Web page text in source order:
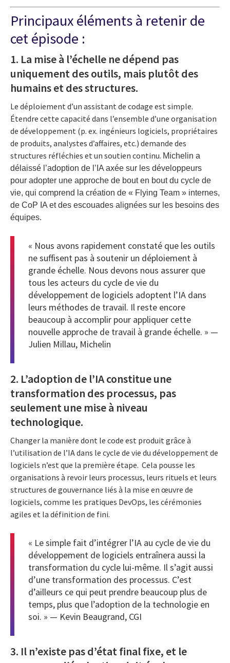
Principaux éléments à retenir de
cet épisode :
1. La mise à l’échelle ne dépend pas
uniquement des outils, mais plutôt des
humains et des structures.
Le déploiement d’un assistant de codage est simple.
Étendre cette capacité dans l’ensemble d’une organisation
de développement (p. ex. ingénieurs logiciels, propriétaires
de produits, analystes d’affaires, etc.) demande des
structures réfléchies et un soutien continu. Michelin a
délaissé l’adoption de l’IA axée sur les développeurs
pour adopter une approche de bout en bout du cycle de
vie, qui comprend la création de « Flying Team » internes,
de CoP IA et des escouades alignées sur les besoins des
équipes.
« Nous avons rapidement constaté que les outils
ne suffisent pas à soutenir un déploiement à
grande échelle. Nous devons nous assurer que
tous les acteurs du cycle de vie du
développement de logiciels adoptent l’IA dans
leurs méthodes de travail. Il reste encore
beaucoup à accomplir pour appliquer cette
nouvelle approche de travail à grande échelle. » —
Julien Millau, Michelin
2. L’adoption de l’IA constitue une
transformation des processus, pas
seulement une mise à niveau
technologique.
Changer la manière dont le code est produit grâce à
l’utilisation de l’IA dans le cycle de vie du développement de
logiciels n’est que la première étape. Cela pousse les
organisations à revoir leurs processus, leurs rituels et leurs
structures de gouvernance liés à la mise en œuvre de
logiciels, comme les pratiques DevOps, les cérémonies
agiles et la définition de fini.
« Le simple fait d’intégrer l’IA au cycle de vie du
développement de logiciels entraînera aussi la
transformation du cycle lui-même. Il s’agit aussi
d’une transformation des processus. C’est
d’ailleurs ce qui peut prendre beaucoup plus de
temps, plus que l’adoption de la technologie en
soi. » — Kevin Beaugrand, CGI
3. Il n’existe pas d’état final fixe, et le